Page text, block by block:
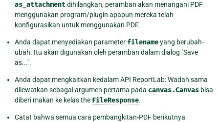
as_attachmentdihilangkan, peramban akan menangani PDF
menggunakan program/plugin apapun mereka telah
konfigurasikan untuk menggunakan PDF.
Anda dapat menyediakan parameter filenameyang berubah-
ubah. Itu akan digunakan oleh peramban dalam dialog "Save
as...".
Anda dapat mengkaitkan kedalam API ReportLab: Wadah sama
dilewatkan sebagai argumen pertama pada canvas.Canvas bisa
diberi makan ke kelas the FileResponse.
Catat bahwa semua cara pembangkitan-PDF berikutnya